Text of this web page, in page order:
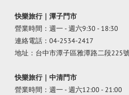
快樂旅行｜潭子門市
營業時間：週一 - 週六9:30 - 18:30
連絡電話：04-2534-2417
地址：台中市潭子區雅潭路二段225
快樂旅行｜中清門市
營業時間：週一 - 週六12:00 - 21:00